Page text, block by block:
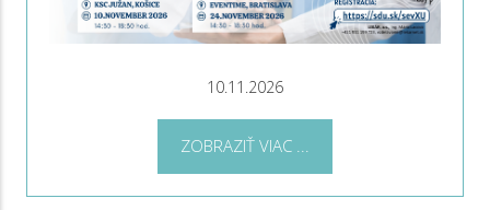
10.11.2026
ZOBRAZIŤ VIAC ...